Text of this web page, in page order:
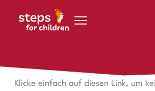
Klicke einfach auf diesen Link, um